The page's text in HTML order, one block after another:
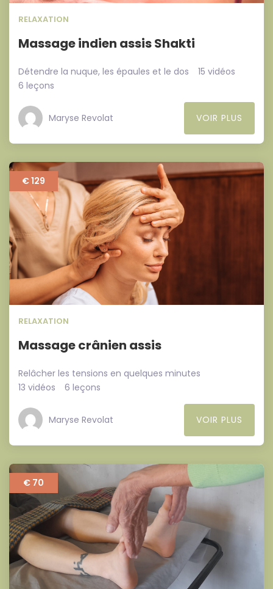
RELAXATION
Massage indien assis Shakti
Détendre la nuque, les épaules et le dos
15 vidéos
6 leçons
Maryse Revolat VOIR PLUS
€ 129
RELAXATION
Massage crânien assis
Relâcher les tensions en quelques minutes
13 vidéos
6 leçons
Maryse Revolat VOIR PLUS
€ 70